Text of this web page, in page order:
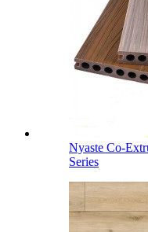
Nyaste Co-
Series